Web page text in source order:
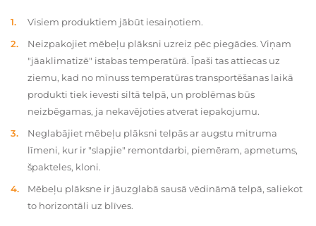
Visiem produktiem jābūt iesaiņotiem.
Neizpakojiet mēbeļu plāksni uzreiz pēc piegādes. Viņam
"jāaklimatizē" istabas temperatūrā. Īpaši tas attiecas uz
ziemu, kad no mīnuss temperatūras transportēšanas laikā
produkti tiek ievesti siltā telpā, un problēmas būs
neizbēgamas, ja nekavējoties atverat iepakojumu.
Neglabājiet mēbeļu plāksni telpās ar augstu mitruma
līmeni, kur ir "slapjie" remontdarbi, piemēram, apmetums,
špakteles, kloni.
Mēbeļu plāksne ir jāuzglabā sausā vēdināmā telpā, saliekot
to horizontāli uz blīves.